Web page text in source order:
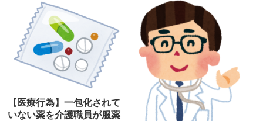
く、倫理観や法律の整備も行われ、女性
の社会進出も格段に進んでき...
記事を読む
介護業界は「利用者本位」という方針
で、利用者の意思やニーズを尊重してい
ます。 しかし中には 「一人でいたい」
「介...
記事を読む
【医療行為】一包化されて
いない薬を介護職員が服薬